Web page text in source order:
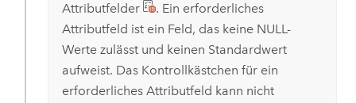
Attributfelder
. Ein erforderliches
Attributfeld ist ein Feld, das keine NULL-
Werte zulässt und keinen Standardwert
aufweist. Das Kontrollkästchen für ein
erforderliches Attributfeld kann nicht